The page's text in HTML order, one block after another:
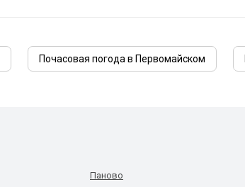
Почасовая погода в Первомайском
Паново